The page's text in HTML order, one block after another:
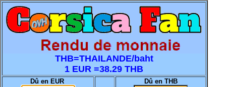
THB=THAILANDE/baht
1 EUR =38.29 THB
Dû en EUR Dû en THB